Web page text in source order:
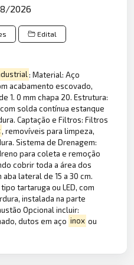
2026
Edital
: Material: Aço
acabamento escovado,
1. 0 mm chapa 20. Estrutura:
solda contínua estanque
Captação e Filtros: Filtros
, removíveis para limpeza,
Sistema de Drenagem:
para coleta e remoção
cobrir toda a área dos
lateral de 15 a 30 cm.
tartaruga ou LED, com
instalada na parte
Opcional incluir:
dutos em aço inox ou